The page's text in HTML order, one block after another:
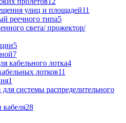
улиц и площадей11
реечного типа5
света/ прожектор/
5
7
кабельного лотка4
лотков11
1
системы распределительного
28